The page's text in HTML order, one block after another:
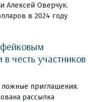
Алексей Оверчук.
в 2024 году
честь участников
приглашения.
рассылка